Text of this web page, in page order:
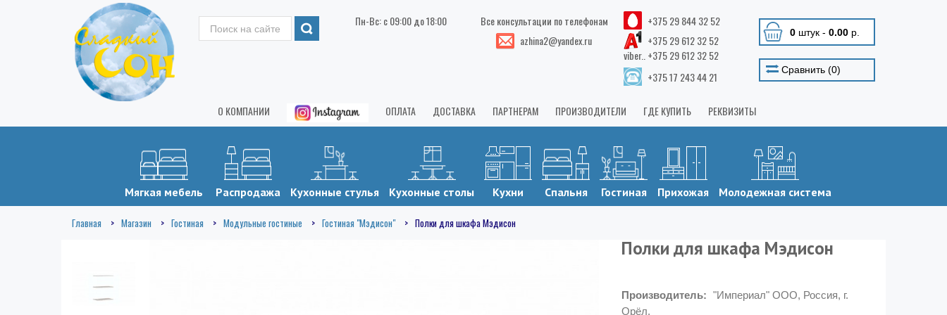
Пн-Вс: с 09:00 до 18:00
Все консультации по телефонам
azhina2@yandex.ru
+375 29 844 32 52
+375 29 612 32 52
viber.. +375 29 612 32 52
+375 17 243 44 21
0штук - 0.00р.
Сравнить (0)
О КОМПАНИИ ОПЛАТА ДОСТАВКА ПАРТНЕРАМ ПРОИЗВОДИТЕЛИ ГДЕ КУПИТЬ РЕКВИЗИТЫ
Мягкая мебель Распродажа Кухонные стулья Кухонные столы Кухни Спальня Гостиная Прихожая Молодежная система
Главная Магазин Гостиная Модульные гостиные Гостиная "Мэдисон" Полки для шкафа Мэдисон
Полки для шкафа Мэдисон
Производитель: "Империал" ООО, Россия, г.
Орёл.